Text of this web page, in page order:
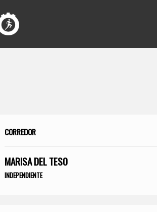
CORREDOR
MARISA DEL TESO
INDEPENDIENTE